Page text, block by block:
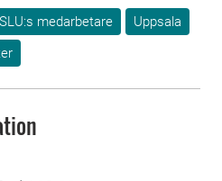
medarbetare
Uppsala